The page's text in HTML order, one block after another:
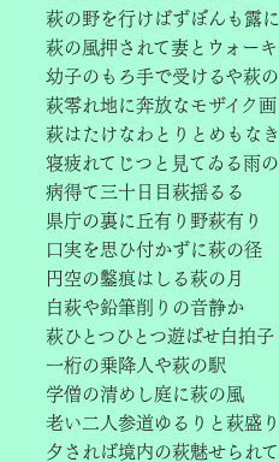
萩の野を行けばずぼんも露
萩の風押されて妻とウォー
幼子のもろ手で受けるや萩
萩零れ地に奔放なモザイク画
萩はたけなわとりとめもな
寝疲れてじつと見てゐる雨
病得て三十日目萩揺るる
県庁の裏に丘有り野萩有り
口実を思ひ付かずに萩の径
円空の鑿痕はしる萩の月
白萩や鉛筆削りの音静か
萩ひとつひとつ遊ばせ白拍子
一桁の乗降人や萩の駅
学僧の清めし庭に萩の風
老い二人参道ゆるりと萩盛り
夕されば境内の萩魅せられて